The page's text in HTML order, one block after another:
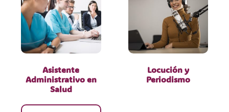
Asistente
Administrativo en
Salud
Locución y
Periodismo